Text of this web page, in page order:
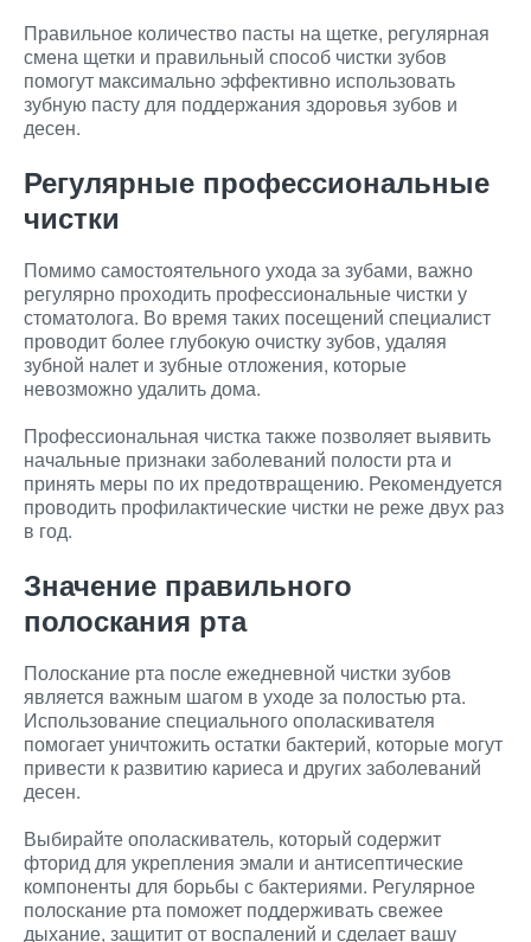
Правильное количество пасты на щетке, регулярная
смена щетки и правильный способ чистки зубов
помогут максимально эффективно использовать
зубную пасту для поддержания здоровья зубов и
десен.
Регулярные профессиональные
чистки
Помимо самостоятельного ухода за зубами, важно
регулярно проходить профессиональные чистки у
стоматолога. Во время таких посещений специалист
проводит более глубокую очистку зубов, удаляя
зубной налет и зубные отложения, которые
невозможно удалить дома.
Профессиональная чистка также позволяет выявить
начальные признаки заболеваний полости рта и
принять меры по их предотвращению. Рекомендуется
проводить профилактические чистки не реже двух раз
в год.
Значение правильного
полоскания рта
Полоскание рта после ежедневной чистки зубов
является важным шагом в уходе за полостью рта.
Использование специального ополаскивателя
помогает уничтожить остатки бактерий, которые могут
привести к развитию кариеса и других заболеваний
десен.
Выбирайте ополаскиватель, который содержит
фторид для укрепления эмали и антисептические
компоненты для борьбы с бактериями. Регулярное
полоскание рта поможет поддерживать свежее
дыхание, защитит от воспалений и сделает вашу